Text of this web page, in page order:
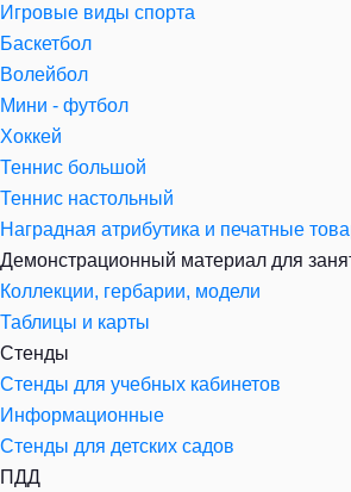
Игровые виды спорта
Баскетбол
Волейбол
Мини - футбол
Хоккей
Теннис большой
Теннис настольный
Наградная атрибутика и печатные
Демонстрационный материал для
Коллекции, гербарии, модели
Таблицы и карты
Стенды
Стенды для учебных кабинетов
Информационные
Стенды для детских садов
ПДД